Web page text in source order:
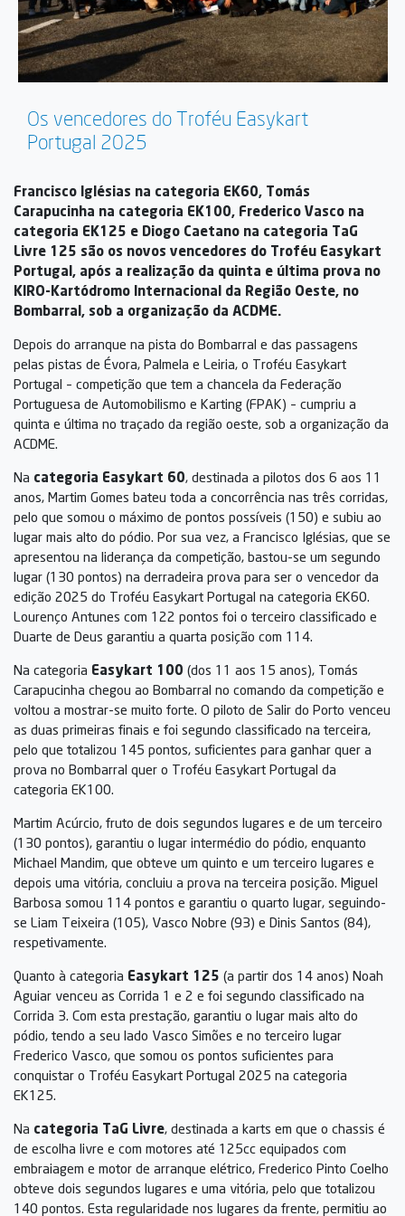
Os vencedores do Troféu Easykart
Portugal 2025
Francisco Iglésias na categoria EK60, Tomás
Carapucinha na categoria EK100, Frederico Vasco na
categoria EK125 e Diogo Caetano na categoria TaG
Livre 125 são os novos vencedores do Troféu Easykart
Portugal, após a realização da quinta e última prova no
KIRO-Kartódromo Internacional da Região Oeste, no
Bombarral, sob a organização da ACDME.
Depois do arranque na pista do Bombarral e das passagens
pelas pistas de Évora, Palmela e Leiria, o Troféu Easykart
Portugal – competição que tem a chancela da Federação
Portuguesa de Automobilismo e Karting (FPAK) – cumpriu a
quinta e última no traçado da região oeste, sob a organização da
ACDME.
Na categoria Easykart 60, destinada a pilotos dos 6 aos 11
anos, Martim Gomes bateu toda a concorrência nas três corridas,
pelo que somou o máximo de pontos possíveis (150) e subiu ao
lugar mais alto do pódio. Por sua vez, a Francisco Iglésias, que se
apresentou na liderança da competição, bastou-se um segundo
lugar (130 pontos) na derradeira prova para ser o vencedor da
edição 2025 do Troféu Easykart Portugal na categoria EK60.
Lourenço Antunes com 122 pontos foi o terceiro classificado e
Duarte de Deus garantiu a quarta posição com 114.
Na categoria Easykart 100 (dos 11 aos 15 anos), Tomás
Carapucinha chegou ao Bombarral no comando da competição e
voltou a mostrar-se muito forte. O piloto de Salir do Porto venceu
as duas primeiras finais e foi segundo classificado na terceira,
pelo que totalizou 145 pontos, suficientes para ganhar quer a
prova no Bombarral quer o Troféu Easykart Portugal da
categoria EK100.
Martim Acúrcio, fruto de dois segundos lugares e de um terceiro
(130 pontos), garantiu o lugar intermédio do pódio, enquanto
Michael Mandim, que obteve um quinto e um terceiro lugares e
depois uma vitória, concluiu a prova na terceira posição. Miguel
Barbosa somou 114 pontos e garantiu o quarto lugar, seguindo-
se Liam Teixeira (105), Vasco Nobre (93) e Dinis Santos (84),
respetivamente.
Quanto à categoria Easykart 125 (a partir dos 14 anos) Noah
Aguiar venceu as Corrida 1 e 2 e foi segundo classificado na
Corrida 3. Com esta prestação, garantiu o lugar mais alto do
pódio, tendo a seu lado Vasco Simões e no terceiro lugar
Frederico Vasco, que somou os pontos suficientes para
conquistar o Troféu Easykart Portugal 2025 na categoria
EK125.
Na categoria TaG Livre, destinada a karts em que o chassis é
de escolha livre e com motores até 125cc equipados com
embraiagem e motor de arranque elétrico, Frederico Pinto Coelho
obteve dois segundos lugares e uma vitória, pelo que totalizou
140 pontos. Esta regularidade nos lugares da frente, permitiu ao